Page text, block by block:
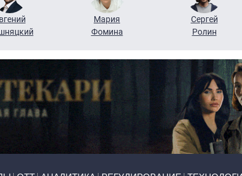
Мария
Фомина
Сергей
Ролин